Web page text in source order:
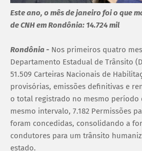
Este ano, o mês de janeiro foi o que
de CNH em Rondônia: 14.724 mil
Rondônia - Nos primeiros quatro
Departamento Estadual de Trânsito
51.509 Carteiras Nacionais de
provisórias, emissões definitivas e
o total registrado no mesmo período
mesmo intervalo, 7.182 Permissões
foram concedidas, consolidando a
condutores para um trânsito
estado.